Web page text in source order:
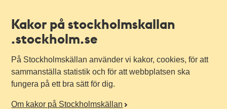
Kakor på stockholmskallan
.stockholm.se
På Stockholmskällan använder vi kakor, cookies, för att
sammanställa statistik och för att webbplatsen ska
fungera på ett bra sätt för dig.
Om kakor på Stockholmskällan